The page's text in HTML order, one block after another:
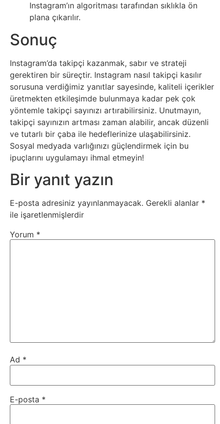
Teknoloji
TikTok
Tv
Twitter
Ürün
Tanıtımı
Uzay
Web
Siteleri
Webmaster
Instagram’ın algoritması tarafından sıklıkla ön
plana çıkarılır.
Sonuç
Instagram’da takipçi kazanmak, sabır ve strateji
gerektiren bir süreçtir. Instagram nasıl takipçi kasılır
sorusuna verdiğimiz yanıtlar sayesinde, kaliteli içerikler
üretmekten etkileşimde bulunmaya kadar pek çok
yöntemle takipçi sayınızı artırabilirsiniz. Unutmayın,
takipçi sayınızın artması zaman alabilir, ancak düzenli
ve tutarlı bir çaba ile hedeflerinize ulaşabilirsiniz.
Sosyal medyada varlığınızı güçlendirmek için bu
ipuçlarını uygulamayı ihmal etmeyin!
Bir yanıt yazın
E-posta adresiniz yayınlanmayacak. Gerekli alanlar *
ile işaretlenmişlerdir
Yorum *
Ad *
E-posta *